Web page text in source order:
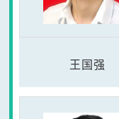
王国强